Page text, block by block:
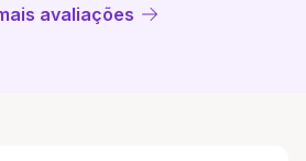
avaliações